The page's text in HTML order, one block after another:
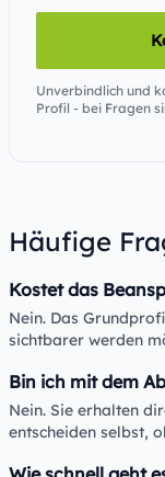
Unverbindlich und
Profil - bei Fragen
Häufige
Kostet das
Nein. Das
sichtbarer werden
Bin ich mit dem
Nein. Sie erhalten
entscheiden selbst,